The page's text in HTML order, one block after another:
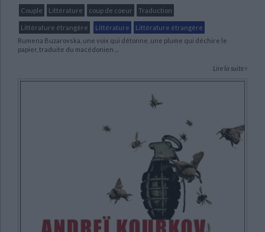
Couple Littérature coup de coeur Traduction
Littérature étrangère Littérature
Littérature étrangère
Rumena Buzarovska, une voix qui détonne, une plume qui déchire le
papier, traduite du macédonien ...
Lire la suite